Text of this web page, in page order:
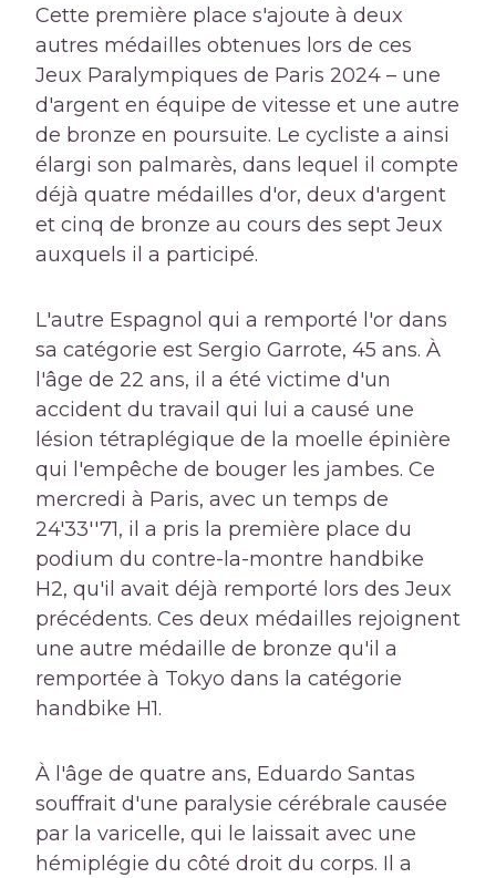
Cette première place s'ajoute à deux
autres médailles obtenues lors de ces
Jeux Paralympiques de Paris 2024 – une
d'argent en équipe de vitesse et une autre
de bronze en poursuite. Le cycliste a ainsi
élargi son palmarès, dans lequel il compte
déjà quatre médailles d'or, deux d'argent
et cinq de bronze au cours des sept Jeux
auxquels il a participé.
L'autre Espagnol qui a remporté l'or dans
sa catégorie est Sergio Garrote, 45 ans. À
l'âge de 22 ans, il a été victime d'un
accident du travail qui lui a causé une
lésion tétraplégique de la moelle épinière
qui l'empêche de bouger les jambes. Ce
mercredi à Paris, avec un temps de
24'33''71, il a pris la première place du
podium du contre-la-montre handbike
H2, qu'il avait déjà remporté lors des Jeux
précédents. Ces deux médailles rejoignent
une autre médaille de bronze qu'il a
remportée à Tokyo dans la catégorie
handbike H1.
À l'âge de quatre ans, Eduardo Santas
souffrait d'une paralysie cérébrale causée
par la varicelle, qui le laissait avec une
hémiplégie du côté droit du corps. Il a